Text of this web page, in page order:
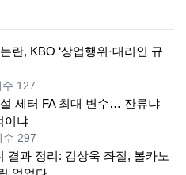
란, KBO ‘상업행위·대리인 규
수 127
세터 FA 최대 변수… 잔류냐
이냐
수 297
결과 정리: 김상욱 좌절, 볼카노